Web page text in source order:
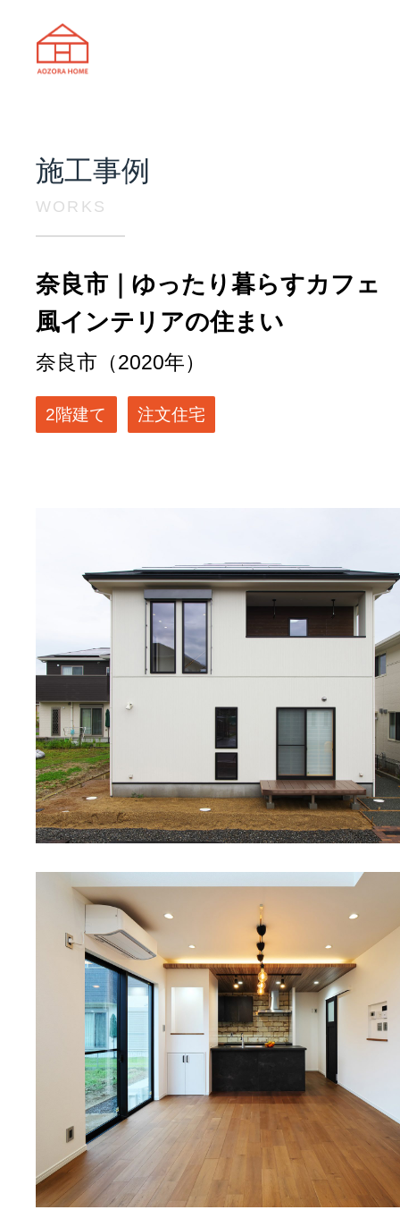
施工事例
WORKS
奈良市｜ゆったり暮らすカフェ
風インテリアの住まい
奈良市（2020年）
2階建て 注文住宅